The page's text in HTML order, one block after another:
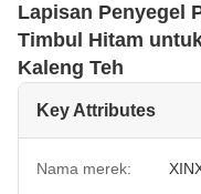
Lapisan Penyegel
Timbul Hitam
Kaleng Teh
Key Attributes
Nama merek: